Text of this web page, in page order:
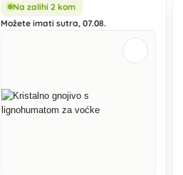
Na zalihi 2 kom
Možete imati sutra, 07.08.